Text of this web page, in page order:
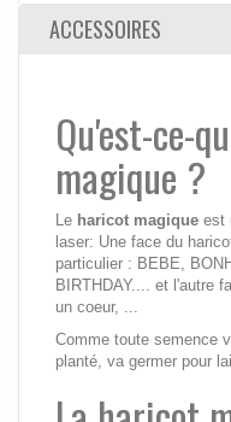
ACCESSOIRES
Qu'est-ce-
magique ?
Le haricot magique est
laser: Une face du
particulier : BEBE,
BIRTHDAY.... et l'autre
un coeur, ...
Comme toute semence
planté, va germer pour